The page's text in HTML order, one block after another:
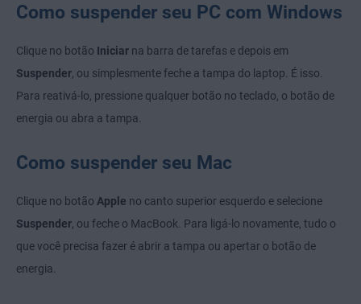
Como suspender seu PC com Windows
Clique no botão Iniciar na barra de tarefas e depois em
Suspender , ou simplesmente feche a tampa do laptop. É isso.
Para reativá-lo, pressione qualquer botão no teclado, o botão de
energia ou abra a tampa.
Como suspender seu Mac
Clique no botão Apple no canto superior esquerdo e selecione
Suspender , ou feche o MacBook. Para ligá-lo novamente, tudo o
que você precisa fazer é abrir a tampa ou apertar o botão de
energia.